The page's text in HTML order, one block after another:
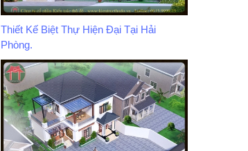
Thiết Kế Biệt Thự Hiện Đại Tại Hải
Phòng.